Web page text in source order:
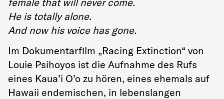
He is totally alone.
And now his voice has gone.
Im Dokumentarfilm „Racing Extinction“ von
Louie Psihoyos ist die Aufnahme des Rufs
eines Kaua’i O’o zu hören, eines ehemals auf
Hawaii endemischen, in lebenslangen